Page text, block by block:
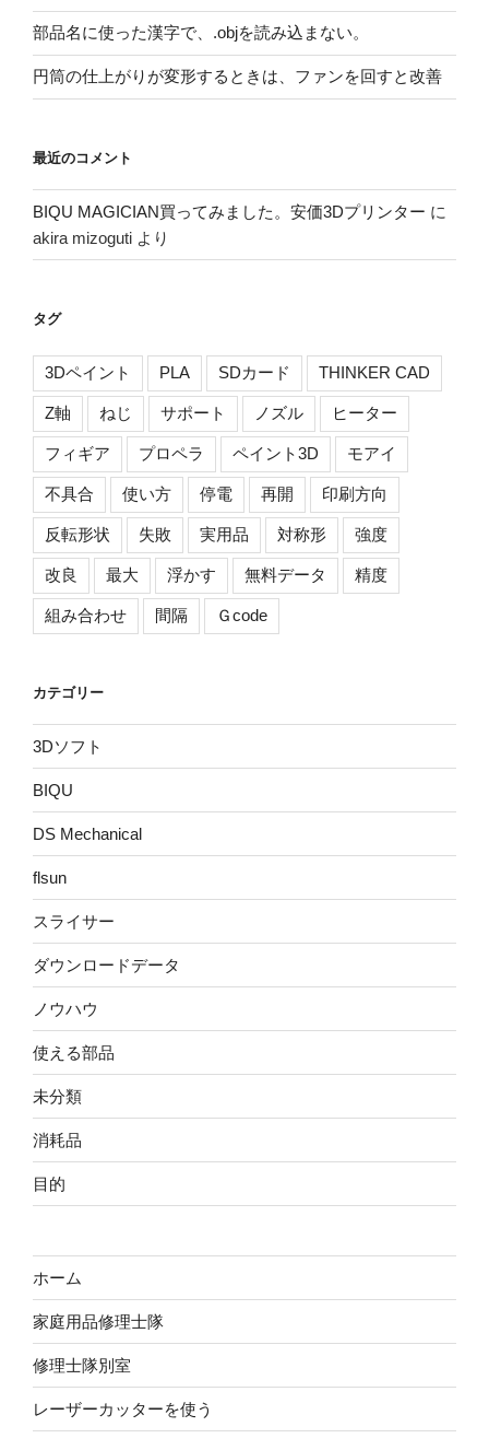
部品名に使った漢字で、.objを読み込まない。
円筒の仕上がりが変形するときは、ファンを回すと改善
最近のコメント
BIQU MAGICIAN買ってみました。安価3Dプリンター に
akira mizoguti より
タグ
3Dペイント PLA SDカード THINKER CAD
Z軸 ねじ サポート ノズル ヒーター
フィギア プロペラ ペイント3D モアイ
不具合 使い方 停電 再開 印刷方向
反転形状 失敗 実用品 対称形 強度
改良 最大 浮かす 無料データ 精度
組み合わせ 間隔 Ｇcode
カテゴリー
3Dソフト
BIQU
DS Mechanical
flsun
スライサー
ダウンロードデータ
ノウハウ
使える部品
未分類
消耗品
目的
ホーム
家庭用品修理士隊
修理士隊別室
レーザーカッターを使う